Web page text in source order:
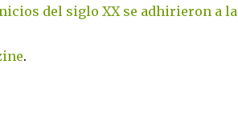
del siglo XX se adhirieron a la
.